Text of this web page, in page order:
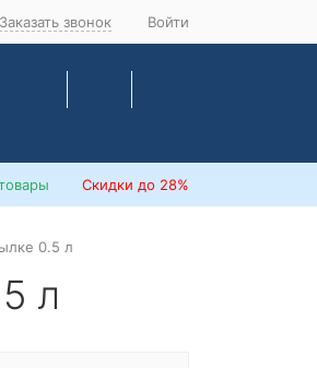
Заказать звонок Войти
Скидки до 28%
0.5 л
л